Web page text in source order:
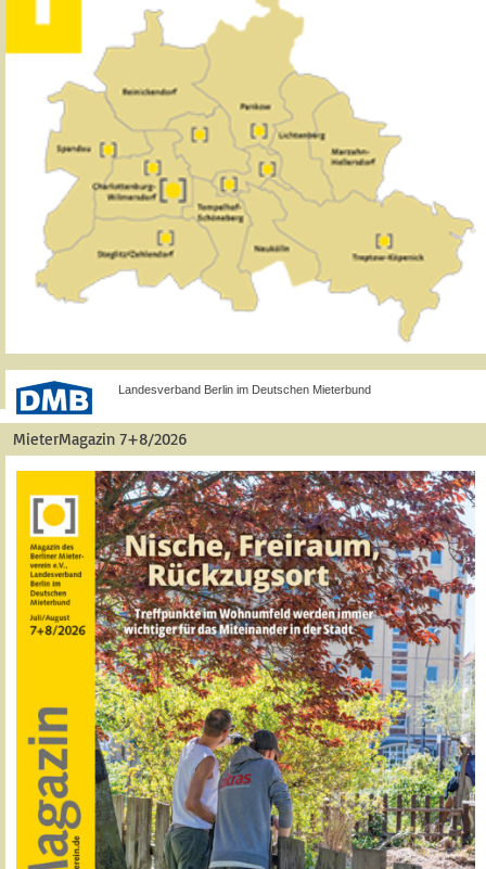
Landesverband Berlin im Deutschen Mieterbund
MieterMagazin 7+8/2026